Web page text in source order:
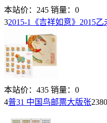
本站价： 245 销量： 0
32015-1《吉祥如意》2015
本站价： 435 销量： 0
4普31 中国鸟邮票大版张2380